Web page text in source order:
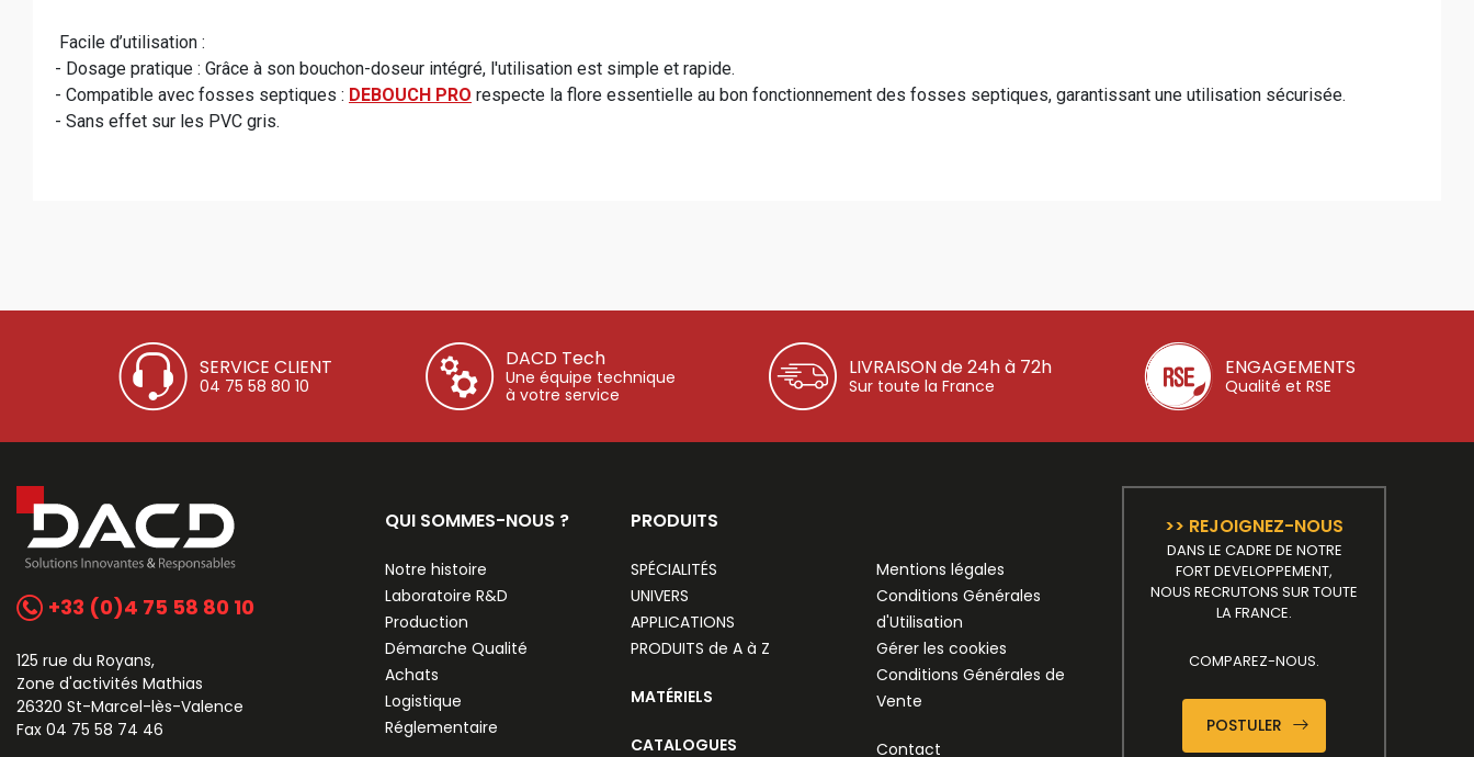
Facile d’utilisation :
- Dosage pratique : Grâce à son bouchon-doseur intégré, l'utilisation est simple et rapide.
- Compatible avec fosses septiques : DEBOUCH PRO respecte la flore essentielle au bon fonctionnement des fosses septiques, garantissant une utilisation sécurisée.
- Sans effet sur les PVC gris.
SERVICE CLIENT
04 75 58 80 10
DACD Tech
Une équipe technique
à votre service
LIVRAISON de 24h à 72h
Sur toute la France
ENGAGEMENTS
Qualité et RSE
+33 (0)4 75 58 80 10
125 rue du Royans,
Zone d'activités Mathias
26320 St-Marcel-lès-Valence
Fax 04 75 58 74 46
QUI SOMMES-NOUS ?
Notre histoire
Laboratoire R&D
Production
Démarche Qualité
Achats
Logistique
Réglementaire
PRODUITS
SPÉCIALITÉS
UNIVERS
APPLICATIONS
PRODUITS de A à Z
MATÉRIELS
CATALOGUES
Mentions légales
Conditions Générales
d'Utilisation
Gérer les cookies
Conditions Générales de
Vente
Contact
>> REJOIGNEZ-NOUS
DANS LE CADRE DE NOTRE
FORT DEVELOPPEMENT,
NOUS RECRUTONS SUR TOUTE
LA FRANCE.
COMPAREZ-NOUS.
POSTULER